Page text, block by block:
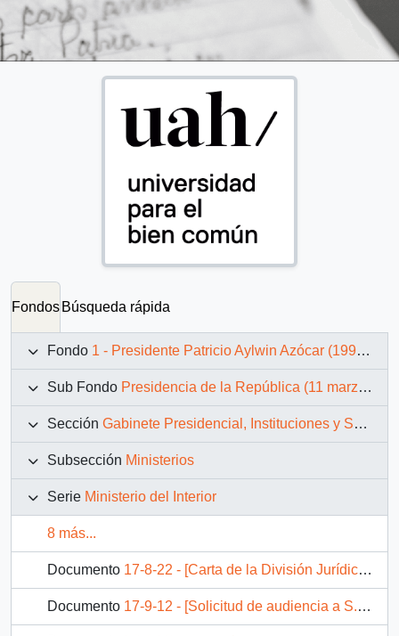
Fondos Búsqueda rápida
Fondo 1 - Presidente Patricio Aylwin Azócar (1990-1994)
Sub Fondo Presidencia de la República (11 marzo 1990 – 11 marzo 1994)
Sección Gabinete Presidencial, Instituciones y Servicios
Subsección Ministerios
Serie Ministerio del Interior
8 más...
Documento 17-8-22 - [Carta de la División Jurídica del Ministerio del Interior]
Documento 17-9-12 - [Solicitud de audiencia a S.E. el Presidente de la República, a través del Ministro del Interior].